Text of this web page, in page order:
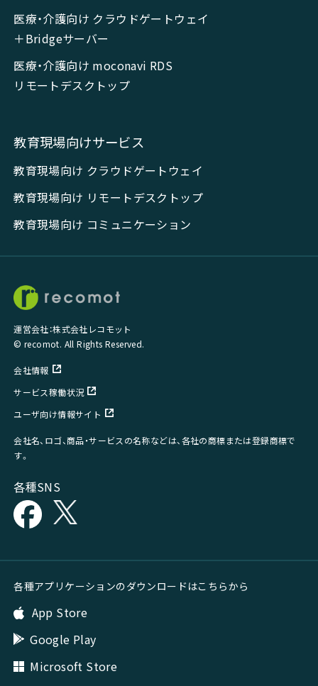
医療・介護向け クラウドゲートウェイ
＋Bridgeサーバー
医療・介護向け moconavi RDS
リモートデスクトップ
教育現場向けサービス
教育現場向け クラウドゲートウェイ
教育現場向け リモートデスクトップ
教育現場向け コミュニケーション
運営会社：株式会社レコモット
© recomot. All Rights Reserved.
会社情報
サービス稼働状況
ユーザ向け情報サイト
会社名、ロゴ、商品・サービスの名称などは、各社の商標または登録商標で
す。
各種SNS
各種アプリケーションのダウンロードはこちらから
App Store
Google Play
Microsoft Store